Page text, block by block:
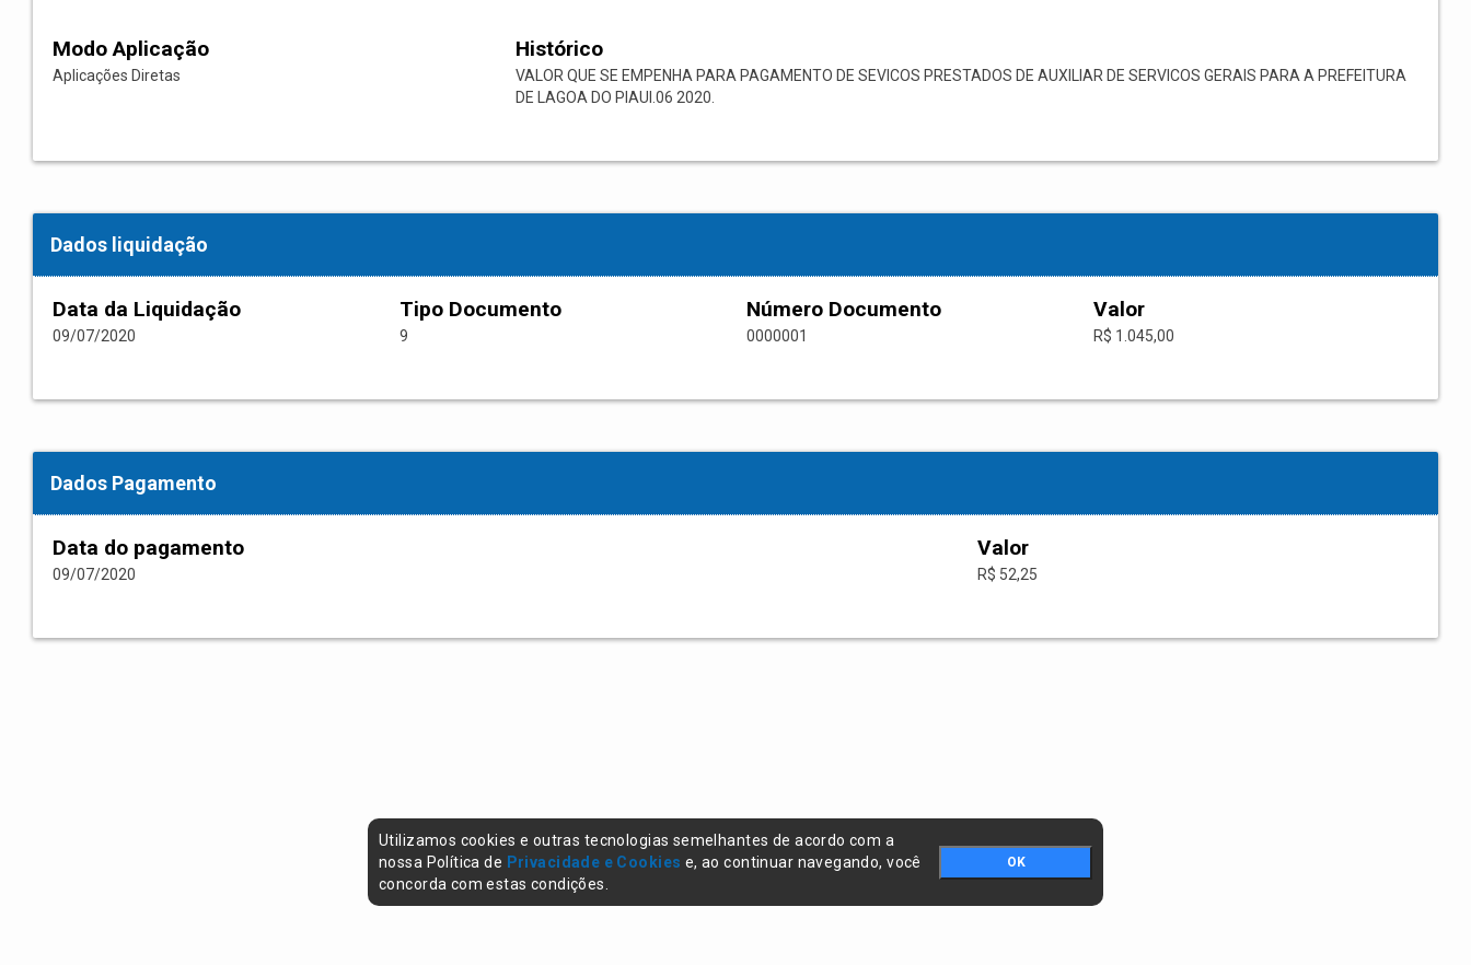
Modo Aplicação
Aplicações Diretas
Histórico
VALOR QUE SE EMPENHA PARA PAGAMENTO DE SEVICOS PRESTADOS DE AUXILIAR DE SERVICOS GERAIS PARA A PREFEITURA
DE LAGOA DO PIAUI.06 2020.
Dados liquidação
Data da Liquidação
09/07/2020
Tipo Documento
9
Número Documento
0000001
Valor
R$ 1.045,00
Dados Pagamento
Data do pagamento
09/07/2020
Valor
R$ 52,25
Utilizamos cookies e outras tecnologias semelhantes de acordo com a
nossa Política de Privacidade e Cookies e, ao continuar navegando, você
concorda com estas condições.
OK